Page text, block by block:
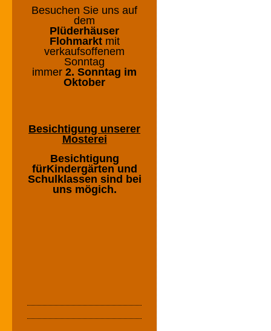
Besuchen Sie uns auf
dem
Plüderhäuser
Flohmarktmit
verkaufsoffenem
Sonntag
immer 2. Sonntag im
Oktober
Besichtigung unserer
Mosterei
Besichtigung
fürKindergärten und
Schulklassen sind bei
uns mögich.